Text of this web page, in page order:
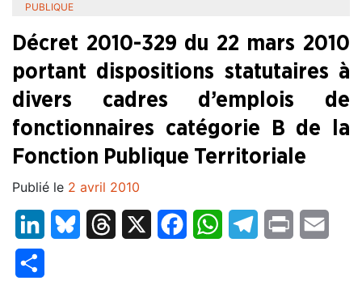
PUBLIQUE
Décret 2010-329 du 22 mars 2010
portant dispositions statutaires à
divers cadres d’emplois de
fonctionnaires catégorie B de la
Fonction Publique Territoriale
Publié le 2 avril 2010
LinkedInBluesky Threads FacebookWhatsAppTelegram
Print